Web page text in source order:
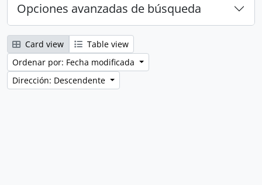
Opciones avanzadas de búsqueda
Card view
Table view
Ordenar por: Fecha modificada
Dirección: Descendente